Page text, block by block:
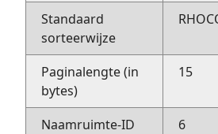
Standaard
sorteerwijze
Paginalengte (in
bytes)
15
Naamruimte-ID
6